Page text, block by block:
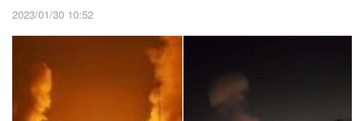
2023/01/30 10:52